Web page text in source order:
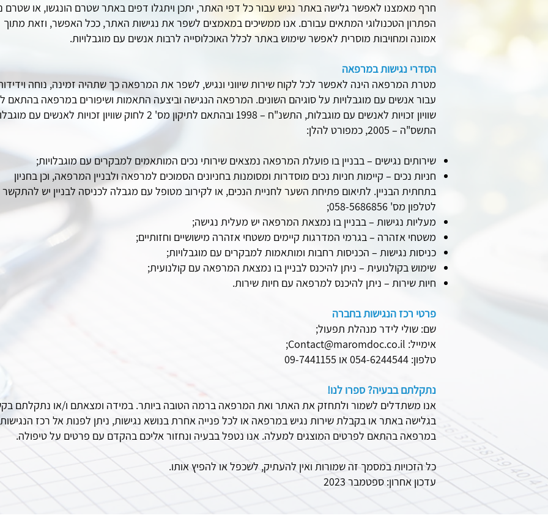
חרף מאמצנו לאפשר גלישה באתר נגיש עבור כל דפי האתר, יתכן ויתגלו דפים באתר שטרם הונגשו, או שטרם
הפתרון הטכנולוגי המתאים עבורם. אנו ממשיכים במאמצים לשפר את נגישות האתר, ככל האפשר, וזאת מתוך
אמונה ומחויבות מוסרית לאפשר שימוש באתר לכלל האוכלוסייה לרבות אנשים עם מוגבלויות.
הסדרי נגישות במרפאה
מטרת המרפאה הינה לאפשר לכל לקוח שירות שיווני ונגיש, לשפר את המרפאה כך שתהיה זמינה, נוחה
עבור אנשים עם מוגבלויות על סוגיהם השונים. המרפאה הנגישה וביצעה התאמות ושיפורים במרפאה בהתאם
שוויון זכויות לאנשים עם מוגבלות, התשנ"ח – 1998 ובהתאם לתיקון מס' 2 לחוק שוויון זכויות לאנשים עם
התשס"ה – 2005, כמפורט להלן:
שירותים נגישים – בבניין בו פועלת המרפאה נמצאים שירותי נכים המותאמים למבקרים עם מוגבלויות;
חניות נכים – קיימות חניות נכים מוסדרות ומסומנות בחניונים הסמוכים למרפאה ולבניין המרפאה, וכן בחניון
בתחתית הבניין. לתיאום פתיחת השער לחניית הנכים, או לקירוב מטופל עם מגבלה לכניסה לבניין יש להתקשר
לטלפון מס' 058-5686856;
מעליות נגישות – בבניין בו נמצאת המרפאה יש מעלית נגישה;
משטחי אזהרה – בגרמי המדרגות קיימים משטחי אזהרה מישושיים וחזותיים;
כניסות נגישות – הכניסות רחבות ומותאמות למבקרים עם מוגבלויות;
שימוש בקולנועית – ניתן להיכנס לבניין בו נמצאת המרפאה עם קולנועית;
חיות שירות – ניתן להיכנס למרפאה עם חיות שירות.
פרטי רכז הנגישות בחברה
שם: שולי לידר מנהלת תפעול;
אימייל: Contact@maromdoc.co.il
;
טלפון: 054-6244544 או 09-7441155
נתקלתם בבעיה? ספרו לנו!
אנו משתדלים לשמור ולתחזק את האתר ואת המרפאה ברמה הטובה ביותר. במידה ומצאתם ו/או נתקלתם
בגלישה באתר או בקבלת שירות נגיש במרפאה או לכל פנייה אחרת בנושא נגישות, ניתן לפנות אל רכז הנגישות
במרפאה בהתאם לפרטים המוצגים למעלה. אנו נטפל בבעיה ונחזור אליכם בהקדם עם פרטים על טיפולה.
כל הזכויות במסמך זה שמורות ואין להעתיק, לשכפל או להפיץ אותו.
עדכון אחרון: ספטמבר 2023